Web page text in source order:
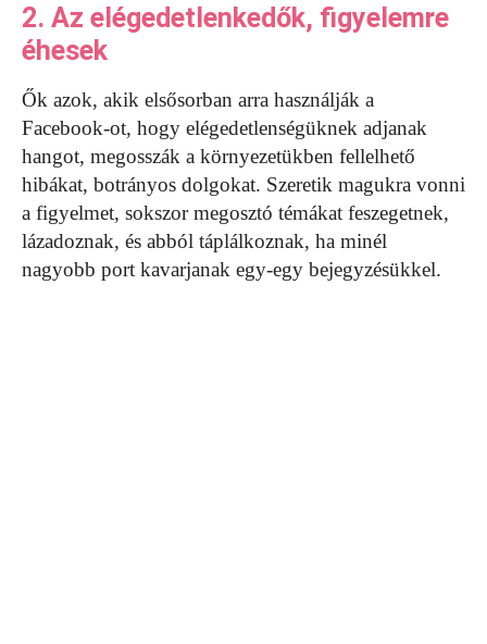
2. Az elégedetlenkedők, figyelemre
éhesek
Ők azok, akik elsősorban arra használják a
Facebook-ot, hogy elégedetlenségüknek adjanak
hangot, megosszák a környezetükben fellelhető
hibákat, botrányos dolgokat. Szeretik magukra vonni
a figyelmet, sokszor megosztó témákat feszegetnek,
lázadoznak, és abból táplálkoznak, ha minél
nagyobb port kavarjanak egy-egy bejegyzésükkel.